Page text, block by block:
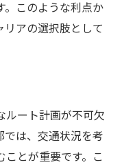
。このような利点か
アの選択肢として
ルート計画が不可欠
では、交通状況を考
とが重要です。こ